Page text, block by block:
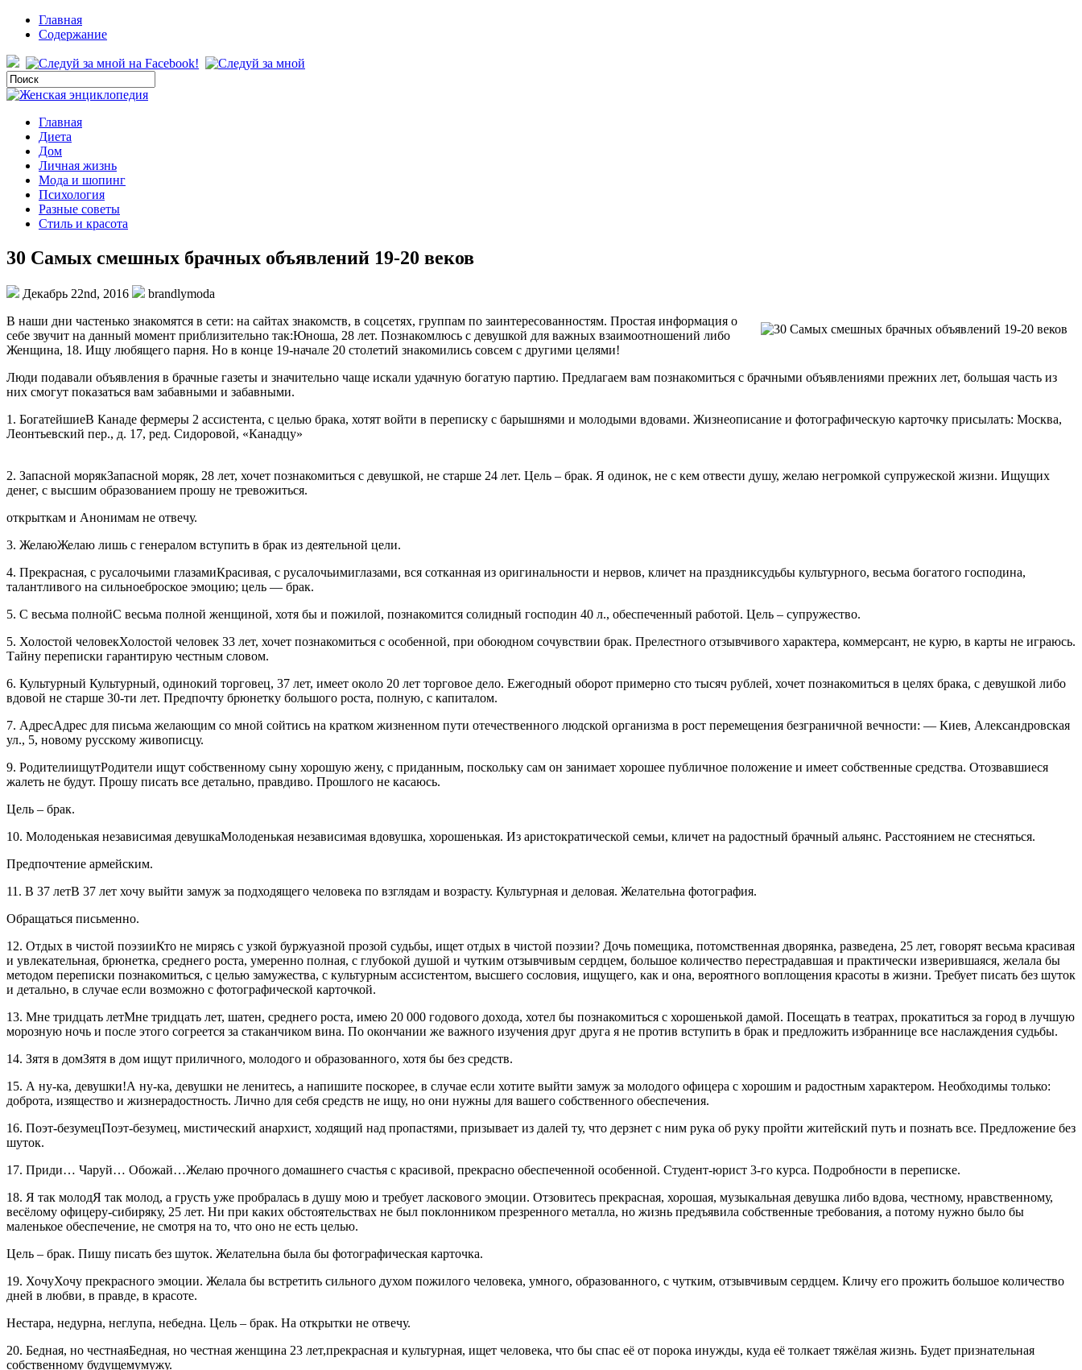
Главная
Содержание
Главная
Диета
Дом
Личная жизнь
Мода и шопинг
Психология
Разные советы
Стиль и красота
30 Самых смешных брачных объявлений 19-20 веков
Декабрь 22nd, 2016
brandlymoda
В наши дни частенько знакомятся в сети: на сайтах знакомств, в соцсетях, группам по заинтересованностям. Простая информация о
себе звучит на данный момент приблизительно так:Юноша, 28 лет. Познакомлюсь с девушкой для важных взаимоотношений либо
Женщина, 18. Ищу любящего парня. Но в конце 19-начале 20 столетий знакомились совсем с другими целями!
Люди подавали объявления в брачные газеты и значительно чаще искали удачную богатую партию. Предлагаем вам познакомиться с брачными объявлениями прежних лет, большая часть из
них смогут показаться вам забавными и забавными.
1. БогатейшиеВ Канаде фермеры 2 ассистента, с целью брака, хотят войти в переписку с барышнями и молодыми вдовами. Жизнеописание и фотографическую карточку присылать: Москва,
Леонтьевский пер., д. 17, ред. Сидоровой, «Канадцу»
2. Запасной морякЗапасной моряк, 28 лет, хочет познакомиться с девушкой, не старше 24 лет. Цель – брак. Я одинок, не с кем отвести душу, желаю негромкой супружеской жизни. Ищущих
денег, с высшим образованием прошу не тревожиться.
открыткам и Анонимам не отвечу.
3. ЖелаюЖелаю лишь с генералом вступить в брак из деятельной цели.
4. Прекрасная, с русалочьими глазамиКрасивая, с русалочьимиглазами, вся сотканная из оригинальности и нервов, кличет на праздниксудьбы культурного, весьма богатого господина,
талантливого на сильноеброское эмоцию; цель — брак.
5. С весьма полнойС весьма полной женщиной, хотя бы и пожилой, познакомится солидный господин 40 л., обеспеченный работой. Цель – супружество.
5. Холостой человекХолостой человек 33 лет, хочет познакомиться с особенной, при обоюдном сочувствии брак. Прелестного отзывчивого характера, коммерсант, не курю, в карты не играюсь.
Тайну переписки гарантирую честным словом.
6. Культурный Культурный, одинокий торговец, 37 лет, имеет около 20 лет торговое дело. Ежегодный оборот примерно сто тысяч рублей, хочет познакомиться в целях брака, с девушкой либо
вдовой не старше 30-ти лет. Предпочту брюнетку большого роста, полную, с капиталом.
7. АдресАдрес для письма желающим со мной сойтись на кратком жизненном пути отечественного людской организма в рост перемещения безграничной вечности: — Киев, Александровская
ул., 5, новому русскому живописцу.
9. РодителиищутРодители ищут собственному сыну хорошую жену, с приданным, поскольку сам он занимает хорошее публичное положение и имеет собственные средства. Отозвавшиеся
жалеть не будут. Прошу писать все детально, правдиво. Прошлого не касаюсь.
Цель – брак.
10. Молоденькая независимая девушкаМолоденькая независимая вдовушка, хорошенькая. Из аристократической семьи, кличет на радостный брачный альянс. Расстоянием не стесняться.
Предпочтение армейским.
11. В 37 летВ 37 лет хочу выйти замуж за подходящего человека по взглядам и возрасту. Культурная и деловая. Желательна фотография.
Обращаться письменно.
12. Отдых в чистой поэзииКто не мирясь с узкой буржуазной прозой судьбы, ищет отдых в чистой поэзии? Дочь помещика, потомственная дворянка, разведена, 25 лет, говорят весьма красивая
и увлекательная, брюнетка, среднего роста, умеренно полная, с глубокой душой и чутким отзывчивым сердцем, большое количество перестрадавшая и практически изверившаяся, желала бы
методом переписки познакомиться, с целью замужества, с культурным ассистентом, высшего сословия, ищущего, как и она, вероятного воплощения красоты в жизни. Требует писать без шуток
и детально, в случае если возможно с фотографической карточкой.
13. Мне тридцать летМне тридцать лет, шатен, среднего роста, имею 20 000 годового дохода, хотел бы познакомиться с хорошенькой дамой. Посещать в театрах, прокатиться за город в лучшую
морозную ночь и после этого согреется за стаканчиком вина. По окончании же важного изучения друг друга я не против вступить в брак и предложить избраннице все наслаждения судьбы.
14. Зятя в домЗятя в дом ищут приличного, молодого и образованного, хотя бы без средств.
15. А ну-ка, девушки!А ну-ка, девушки не ленитесь, а напишите поскорее, в случае если хотите выйти замуж за молодого офицера с хорошим и радостным характером. Необходимы только:
доброта, изящество и жизнерадостность. Лично для себя средств не ищу, но они нужны для вашего собственного обеспечения.
16. Поэт-безумецПоэт-безумец, мистический анархист, ходящий над пропастями, призывает из далей ту, что дерзнет с ним рука об руку пройти житейский путь и познать все. Предложение без
шуток.
17. Приди… Чаруй… Обожай…Желаю прочного домашнего счастья с красивой, прекрасно обеспеченной особенной. Студент-юрист 3-го курса. Подробности в переписке.
18. Я так молодЯ так молод, а грусть уже пробралась в душу мою и требует ласкового эмоции. Отзовитесь прекрасная, хорошая, музыкальная девушка либо вдова, честному, нравственному,
весёлому офицеру-сибиряку, 25 лет. Ни при каких обстоятельствах не был поклонником презренного металла, но жизнь предъявила собственные требования, а потому нужно было бы
маленькое обеспечение, не смотря на то, что оно не есть целью.
Цель – брак. Пишу писать без шуток. Желательна была бы фотографическая карточка.
19. ХочуХочу прекрасного эмоции. Желала бы встретить сильного духом пожилого человека, умного, образованного, с чутким, отзывчивым сердцем. Кличу его прожить большое количество
дней в любви, в правде, в красоте.
Нестара, недурна, неглупа, небедна. Цель – брак. На открытки не отвечу.
20. Бедная, но честнаяБедная, но честная женщина 23 лет,прекрасная и культурная, ищет человека, что бы спас её от порока инужды, куда её толкает тяжёлая жизнь. Будет признательная
собственному будущемумужу.